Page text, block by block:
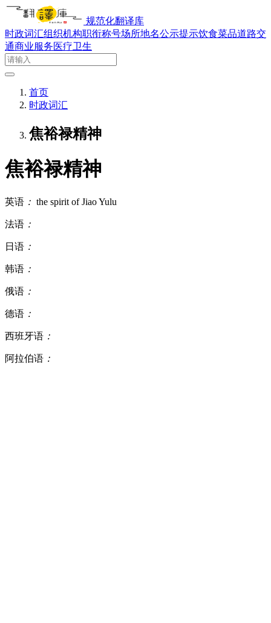
规范化翻译库
时政词汇组织机构职衔称号场所地名公示提示饮食菜品道路交
通商业服务医疗卫生
首页
时政词汇
焦裕禄精神
焦裕禄精神
英语 ： the spirit of Jiao Yulu
法语 ：
日语 ：
韩语 ：
俄语 ：
德语 ：
西班牙语 ：
阿拉伯语 ：